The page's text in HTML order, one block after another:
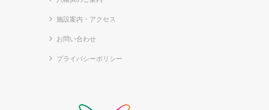
施設案内・アクセス
お問い合わせ
プライバシーポリシー